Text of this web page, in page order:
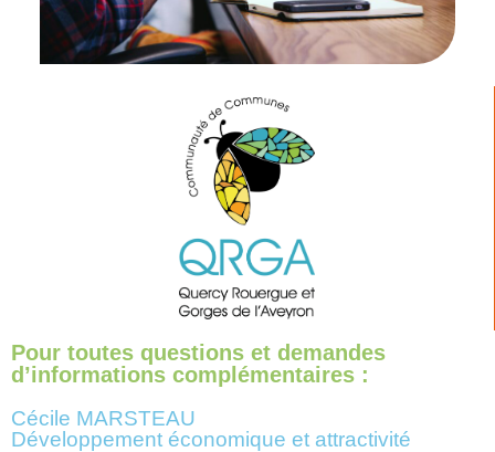
Pour toutes questions et demandes
d’informations complémentaires :
Cécile MARSTEAU
Développement économique et attractivité